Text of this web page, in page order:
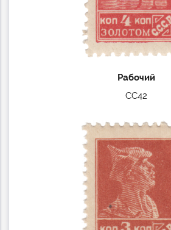
Рабочий
СС42